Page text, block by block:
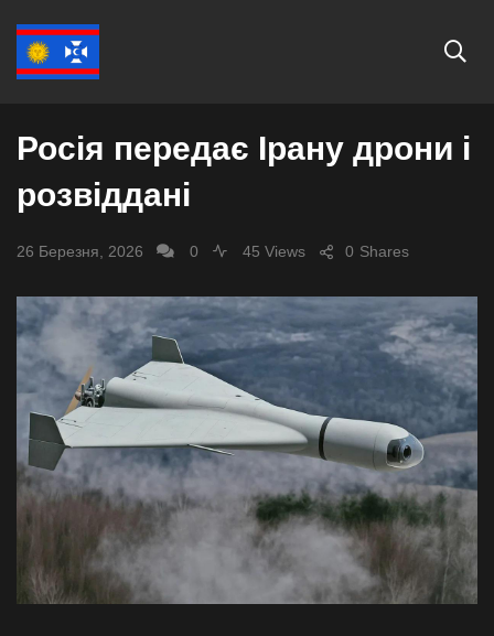
СВІТ
Росія передає Ірану дрони і
розвіддані
26 Березня, 2026 0 45 Views Shares
0